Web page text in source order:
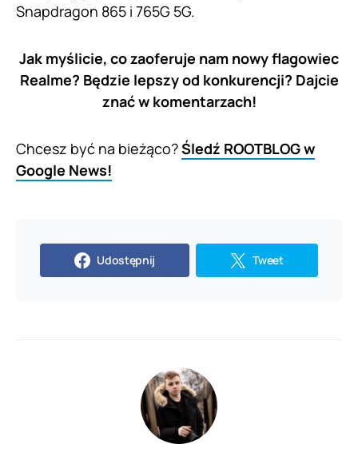
Snapdragon 865 i 765G 5G.
Jak myślicie, co zaoferuje nam nowy flagowiec
Realme? Będzie lepszy od konkurencji? Dajcie
znać w komentarzach!
Chcesz być na bieżąco?Śledź ROOTBLOG w
Google News!
Udostępnij Tweet